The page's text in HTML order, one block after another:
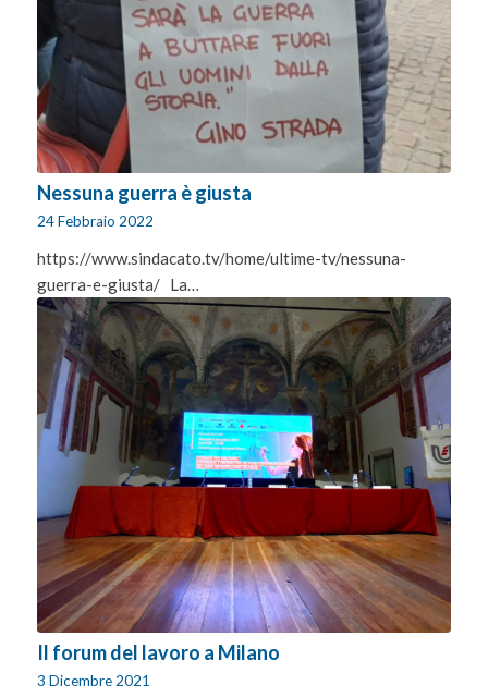
Nessuna guerra è giusta
24 Febbraio 2022
https://www.sindacato.tv/home/ultime-tv/nessuna-
guerra-e-giusta/ La…
Il forum del lavoro a Milano
3 Dicembre 2021